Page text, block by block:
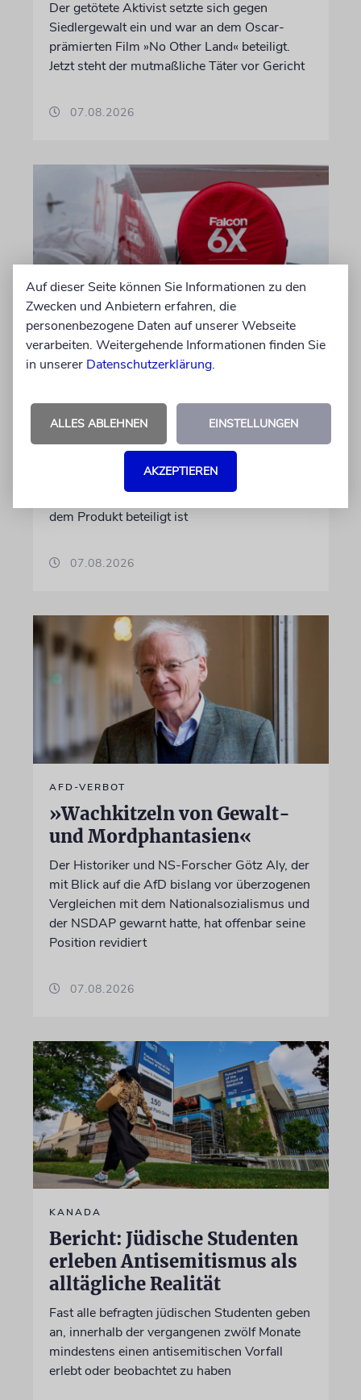
Der getötete Aktivist setzte sich gegen
Siedlergewalt ein und war an dem Oscar-
prämierten Film »No Other Land« beteiligt.
Jetzt steht der mutmaßliche Täter vor Gericht
07.08.2026
Wegen Israel-Boykott:
kann nicht mehr im Nebel
landen
Beim Kauf der Maschine wurde bewusst auf
das System »FalconEye« verzichtet, weil der
israelische Rüstungskonzern Elbit Systems an
dem Produkt beteiligt ist
07.08.2026
AFD-VERBOT
»Wachkitzeln von Gewalt-
und Mordphantasien«
Der Historiker und NS-Forscher Götz Aly, der
mit Blick auf die AfD bislang vor überzogenen
Vergleichen mit dem Nationalsozialismus und
der NSDAP gewarnt hatte, hat offenbar seine
Position revidiert
07.08.2026
KANADA
Bericht: Jüdische Studenten
erleben Antisemitismus als
alltägliche Realität
Fast alle befragten jüdischen Studenten geben
an, innerhalb der vergangenen zwölf Monate
mindestens einen antisemitischen Vorfall
erlebt oder beobachtet zu haben
Auf dieser Seite können Sie Informationen zu den
Zwecken und Anbietern erfahren, die
personenbezogene Daten auf unserer Webseite
verarbeiten. Weitergehende Informationen finden Sie
in unserer Datenschutzerklärung.
ALLES ABLEHNEN EINSTELLUNGEN
AKZEPTIEREN